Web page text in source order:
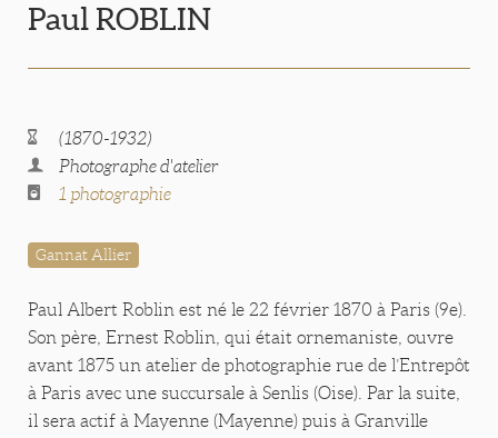
Paul ROBLIN
(1870-1932)
Photographe d'atelier
1 photographie
Gannat Allier
Paul Albert Roblin est né le 22 février 1870 à Paris (9e).
Son père, Ernest Roblin, qui était ornemaniste, ouvre
avant 1875 un atelier de photographie rue de l’Entrepôt
à Paris avec une succursale à Senlis (Oise). Par la suite,
il sera actif à Mayenne (Mayenne) puis à Granville